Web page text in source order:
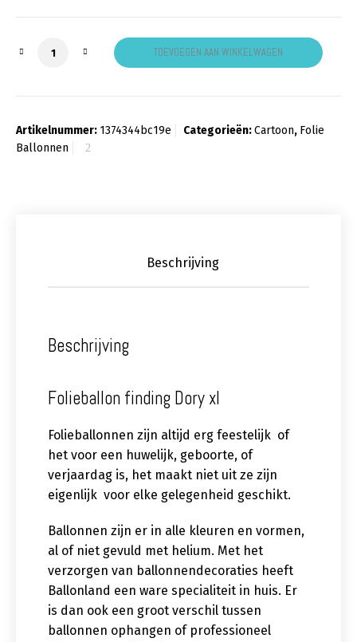
Folieballon finding Dory xl aantal
TOEVOEGEN AAN WINKELWAGEN
Artikelnummer: 1374344bc19e Categorieën:Cartoon, Folie
Ballonnen
Beschrijving
Beschrijving
Folieballon finding Dory xl
Folieballonnen zijn altijd erg feestelijk of
het voor een huwelijk, geboorte, of
verjaardag is, het maakt niet uit ze zijn
eigenlijk voor elke gelegenheid geschikt.
Ballonnen zijn er in alle kleuren en vormen,
al of niet gevuld met helium. Met het
verzorgen van ballonnendecoraties heeft
Ballonland een ware specialiteit in huis. Er
is dan ook een groot verschil tussen
ballonnen ophangen of professioneel